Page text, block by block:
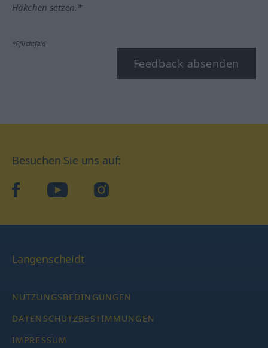
Häkchen setzen.*
*Pflichtfeld
Feedback absenden
Besuchen Sie uns auf:
facebookYouTube Instagram
Langenscheidt
NUTZUNGSBEDINGUNGEN
DATENSCHUTZBESTIMMUNGEN
IMPRESSUM